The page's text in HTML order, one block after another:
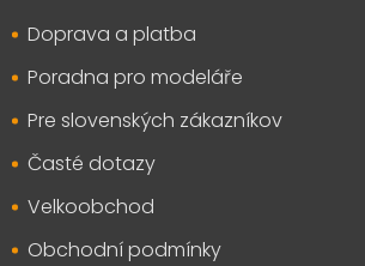
Doprava a platba
Poradna pro modeláře
Pre slovenských zákazníkov
Časté dotazy
Velkoobchod
Obchodní podmínky